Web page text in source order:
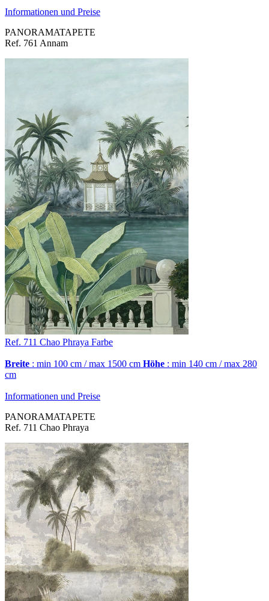
Informationen und Preise
PANORAMATAPETE
Ref. 761 Annam
Ref. 711 Chao Phraya Farbe
Breite : min 100 cm / max 1500 cm Höhe : min 140 cm / max 280
cm
Informationen und Preise
PANORAMATAPETE
Ref. 711 Chao Phraya